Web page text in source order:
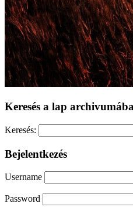
Keresés a lap
Keresés:
Bejelentkezés
Username
Password